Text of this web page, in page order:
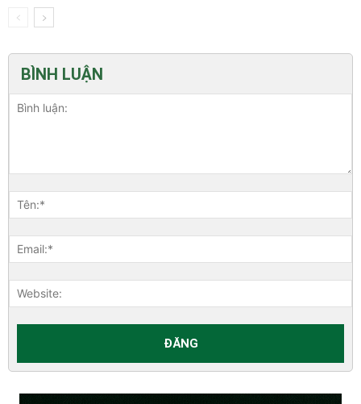
BÌNH LUẬN